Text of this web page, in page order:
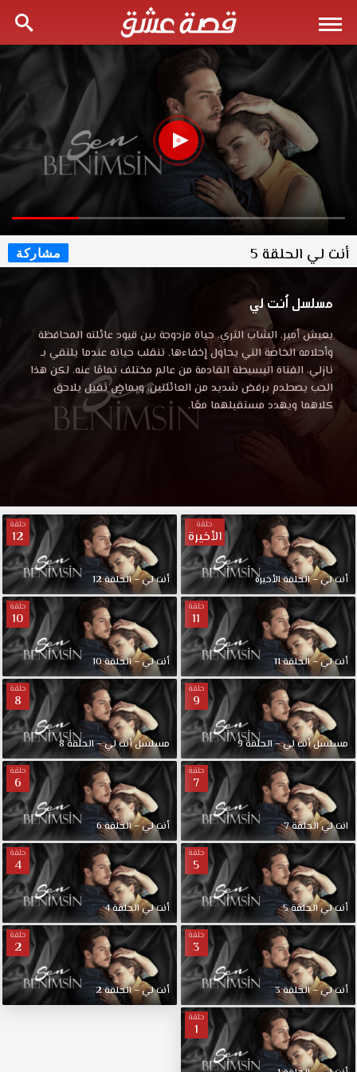
أنت لي الحلقة 5 مشاركة
مسلسل أنت لي
يعيش أمير، الشاب الثري، حياة مزدوجة بين قيود عائلته المحافظة
وأحلامه الخاصة التي يحاول إخفاءها. تنقلب حياته عندما يلتقي بـ
نازلي، الفتاة البسيطة القادمة من عالم مختلف تمامًا عنه. لكن هذا
الحب يصطدم برفض شديد من العائلتين، وبماضٍ ثقيل يلاحق
كلاهما ويهدد مستقبلهما معًا.
حلقة
الأخيرة
أنت لي – الحلقة الأخيرة
حلقة
12
أنت لي – الحلقة 12
حلقة
11
أنت لي – الحلقة 11
حلقة
10
أنت لي – الحلقة 10
حلقة
9
مسلسل أنت لي – الحلقة 9
حلقة
8
مسلسل أنت لي – الحلقة 8
حلقة
7
انت لي الحلقة 7
حلقة
6
أنت لي – الحلقة 6
حلقة
5
أنت لي الحلقة 5
حلقة
4
أنت لي الحلقة 4
حلقة
3
أنت لي – الحلقة 3
حلقة
2
أنت لي – الحلقة 2
حلقة
1